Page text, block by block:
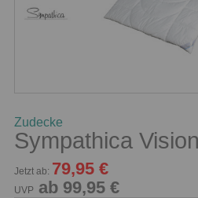
Zudecke
Sympathica
Jetzt ab: 79,95 €
UVP ab 99,95 €